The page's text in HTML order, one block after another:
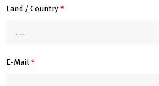
Land / Country*
---
E-Mail*